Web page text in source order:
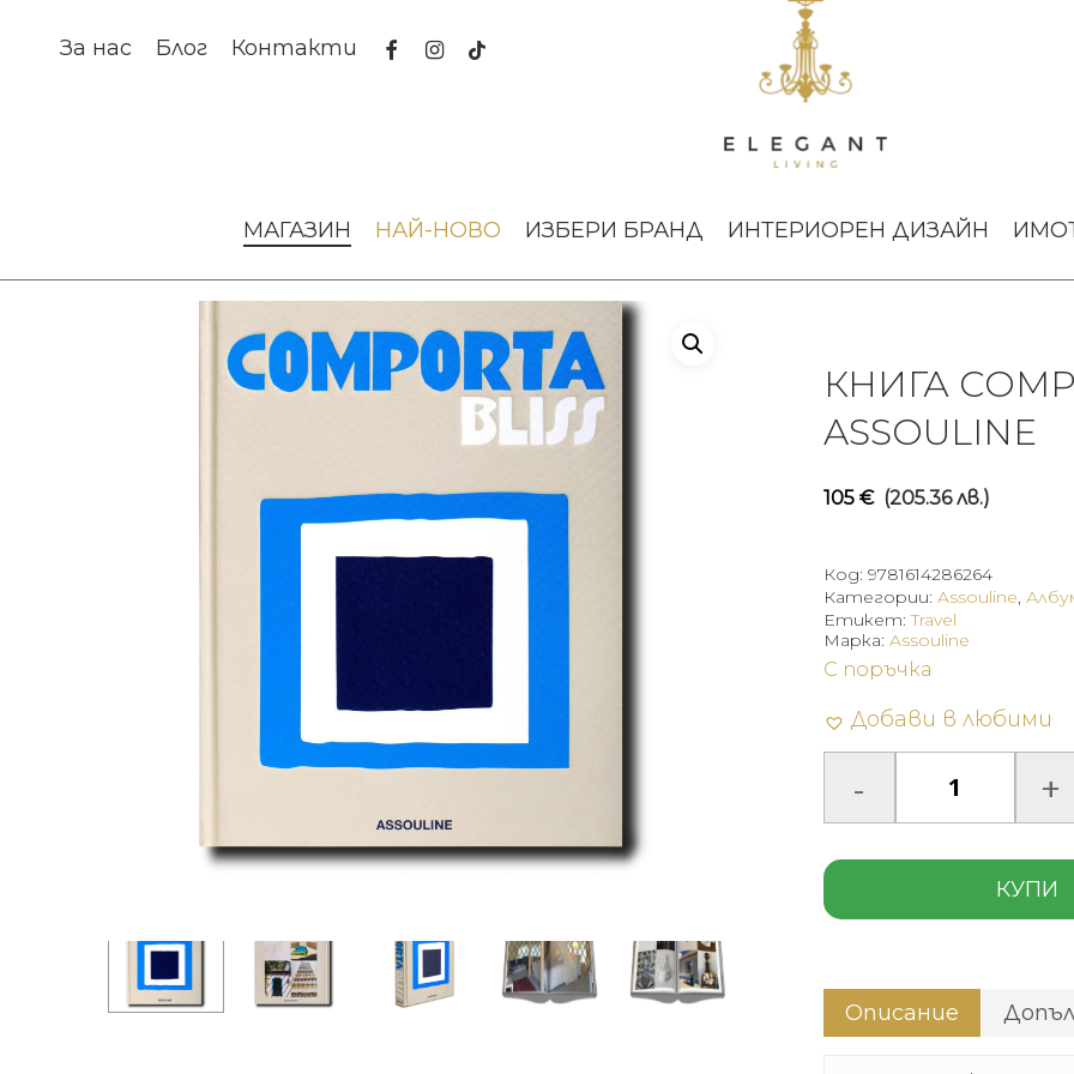
За нас Блог Контакти facebookinstagram
tiktok
МАГАЗИН НАЙ-НОВО ИЗБЕРИ БРАНД ИНТЕРИОРЕН ДИЗАЙН
КНИГА
ASSOULINE
105 € (205.36 лв.)
Код: 9781614286264
Категории: Assouline,
Етикет:Travel
С поръчка
Добави в любими
КУПИ
Марка: Assouline
Описание